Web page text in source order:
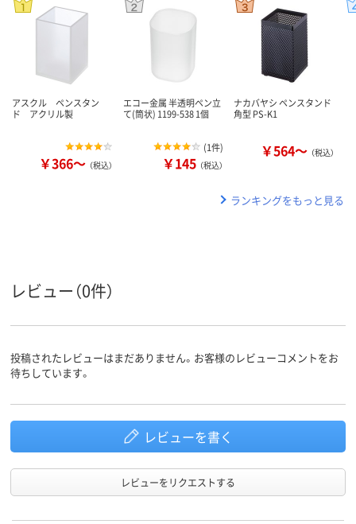
アスクル ペンスタン
ド アクリル製
￥366～ （税込）
エコー金属 半透明ペン立
て(筒状) 1199-538 1個
(1件)
￥145 （税込）
ナカバヤシ ペンスタンド
角型 PS-K1
￥564～ （税込）
ランキングをもっと見る
レビュー（0件）
投稿されたレビューはまだありません。お客様のレビューコメントをお
待ちしています。
レビューを書く
レビューをリクエストする